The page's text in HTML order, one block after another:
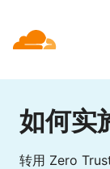
如何实
转用 Zero